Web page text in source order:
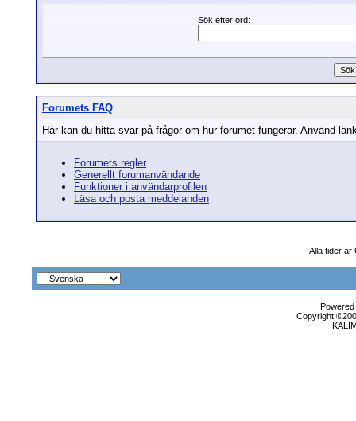
Sök efter ord:
Forumets FAQ
Här kan du hitta svar på frågor om hur forumet fungerar. Använd
Forumets regler
Generellt forumanvändande
Funktioner i användarprofilen
Läsa och posta meddelanden
Alla tider är
Copyright